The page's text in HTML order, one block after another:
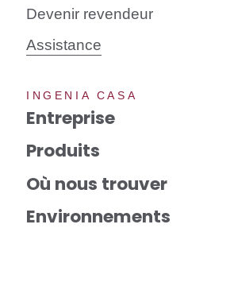
Devenir revendeur
Assistance
INGENIA CASA
Entreprise
Produits
Où nous trouver
Environnements